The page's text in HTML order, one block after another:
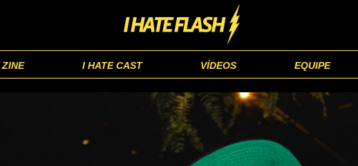
ZINE I HATE CAST VÍDEOS EQUIPE